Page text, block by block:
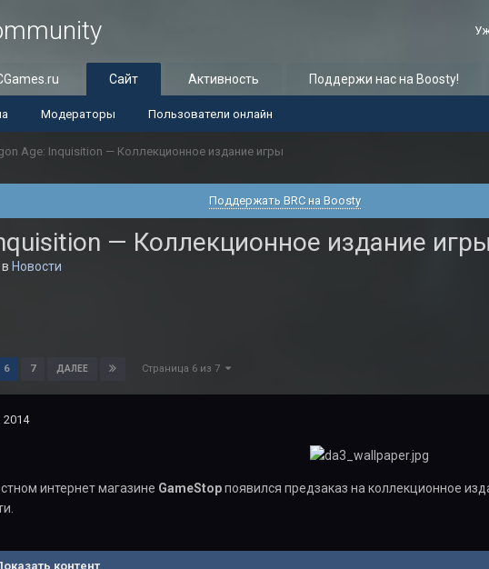
Сайт
Модераторы Пользователи онлайн
Активность Поддержи нас на Boosty!
Age: Inquisition — Коллекционное издание игры
Поддержать BRC на Boosty
— Коллекционное издание
Новости
6 7 ДАЛЕЕ Страница 6 из 7
2014
интернет магазине GameStopпоявился предзаказ на коллекционное
контент